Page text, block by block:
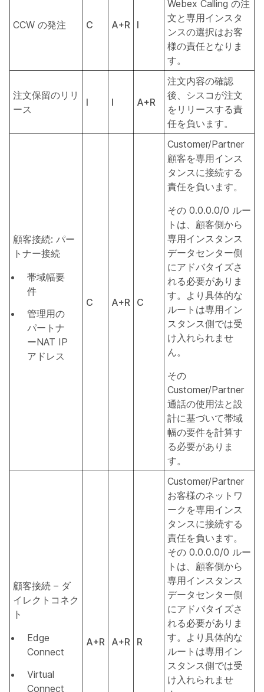
CCW の発注 C A+R I
Webex Calling の注
文と専用インスタ
ンスの選択はお客
様の責任となりま
す。
注文保留のリリ
ース
I I A+R
注文内容の確認
後、シスコが注文
をリリースする責
任を負います。
顧客接続: パー
トナー接続
帯域幅要
件
管理用の
パートナ
ーNAT IP
アドレス
C A+R C
Customer/Partner
顧客を専用インス
タンスに接続する
責任を負います。
その 0.0.0.0/0 ルー
トは、顧客側から
専用インスタンス
データセンター側
にアドバタイズさ
れる必要がありま
す。より具体的な
ルートは専用イン
スタンス側では受
け入れられませ
ん。
その
Customer/Partner
通話の使用法と設
計に基づいて帯域
幅の要件を計算す
る必要がありま
す。
顧客接続 – ダ
イレクトコネク
ト
Edge
Connect
Virtual
Connect
A+R A+R R
Customer/Partner
お客様のネットワ
ークを専用インス
タンスに接続する
責任を負います。
その 0.0.0.0/0 ルー
トは、顧客側から
専用インスタンス
データセンター側
にアドバタイズさ
れる必要がありま
す。より具体的な
ルートは専用イン
スタンス側では受
け入れられませ